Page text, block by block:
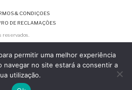
& CONDIÇOES
DE RECLAMAÇÕES
reservados.
permitir uma melhor experiência
navegar no site estará a consentir a
utilização.